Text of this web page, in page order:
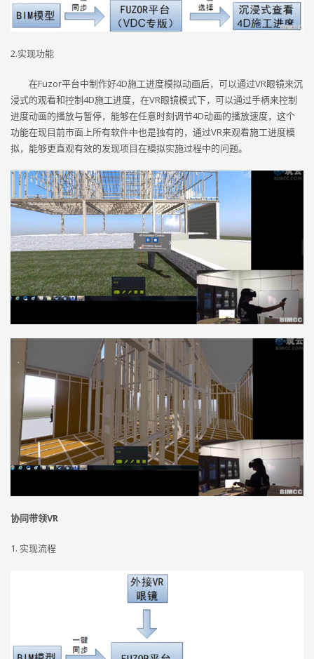
2.实现功能
在Fuzor平台中制作好4D施工进度模拟动画后，可以通过VR眼镜来沉
浸式的观看和控制4D施工进度，在VR眼镜模式下，可以通过手柄来控制
进度动画的播放与暂停，能够在任意时刻调节4D动画的播放速度，这个
功能在现目前市面上所有软件中也是独有的，通过VR来观看施工进度模
拟，能够更直观有效的发现项目在模拟实施过程中的问题。
协同带领VR
1. 实现流程